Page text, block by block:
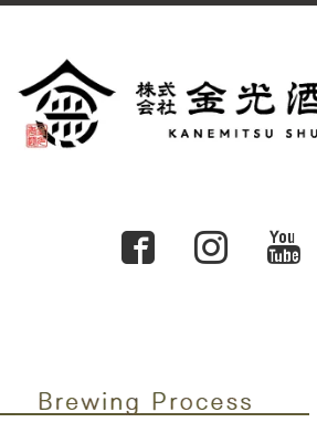
株式会社金光酒造
Process製麹